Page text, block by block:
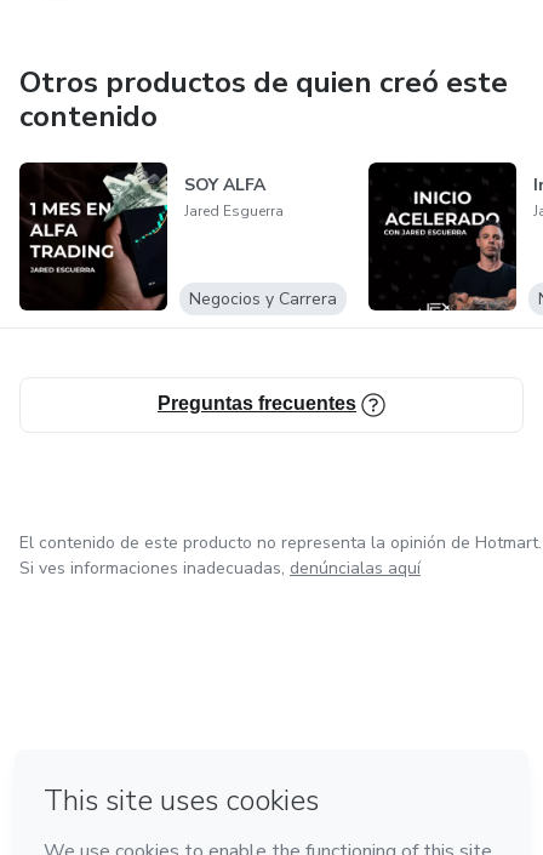
Otros productos de quien creó este
contenido
SOY ALFA
Jared Esguerra
Negocios y Carrera
Preguntas frecuentes
El contenido de este producto no representa la opinión de Hotmart.
Si ves informaciones inadecuadas, denúncialas aquí
Hecho con❤ en Ciudad de México